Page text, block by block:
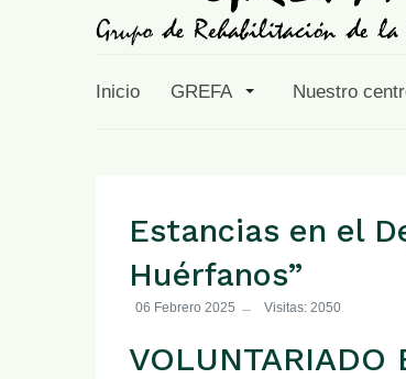
Inicio GREFA Nuestro
Estancias en el
Huérfanos”
06 Febrero 2025 Visitas: 2050
VOLUNTARIADO